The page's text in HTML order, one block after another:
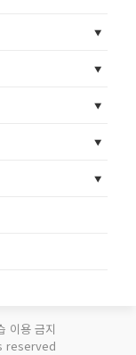
이용 금지
reserved